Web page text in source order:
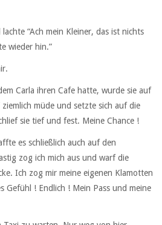
“Ach mein Kleiner, das ist nichts
wieder hin.”
Carla ihren Cafe hatte, wurde sie auf
ziemlich müde und setzte sich auf die
sie tief und fest. Meine Chance !
es schließlich auch auf den
zog ich mich aus und warf die
Ich zog mir meine eigenen Klamotten
Gefühl ! Endlich ! Mein Pass und meine